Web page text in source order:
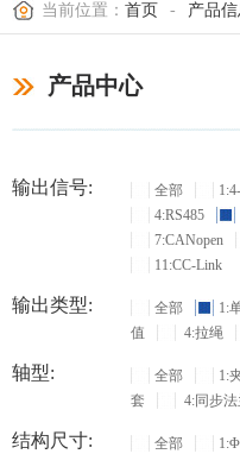
当前位置： 首页 - 产品信
产品中心
输出信号: 全部
4:RS485
7:CANopen
11:CC-Link
输出类型: 全部 1:
值
4:拉绳
轴型: 全部 1:
套
4:同步法
结构尺寸: 全部